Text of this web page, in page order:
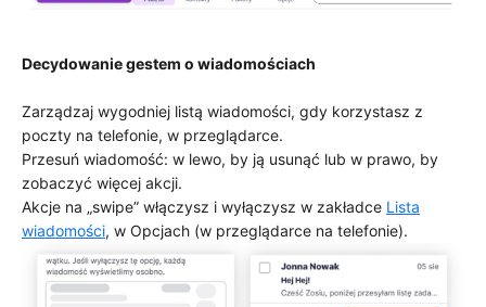
Decydowanie gestem o wiadomościach
Zarządzaj wygodniej listą wiadomości, gdy korzystasz z
poczty na telefonie, w przeglądarce.
Przesuń wiadomość: w lewo, by ją usunąć lub w prawo, by
zobaczyć więcej akcji.
Akcje na „swipe” włączysz i wyłączysz w zakładce Lista
wiadomości, w Opcjach (w przeglądarce na telefonie).